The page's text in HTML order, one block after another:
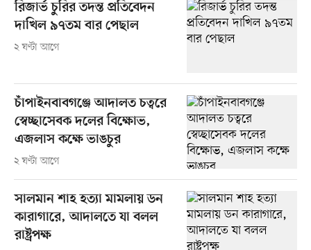
রিজার্ভ চুরির তদন্ত প্রতিবেদন
দাখিল ৯৭তম বার পেছাল
২ ঘণ্টা আগে
চাঁপাইনবাবগঞ্জে আদালত চত্বরে
স্বেচ্ছাসেবক দলের বিক্ষোভ,
এজলাস কক্ষে ভাঙচুর
২ ঘণ্টা আগে
সালমান শাহ হত্যা মামলায় ডন
কারাগারে, আদালতে যা বলল
রাষ্ট্রপক্ষ